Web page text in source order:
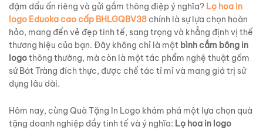
đậm dấu ấn riêng và gửi gắm thông điệp ý nghĩa? Lọ hoa in
logo Eduoka cao cấp BHLGQBV38 chính là sự lựa chọn hoàn
hảo, mang đến vẻ đẹp tinh tế, sang trọng và khẳng định vị thế
thương hiệu của bạn. Đây không chỉ là một bình cắm bông in
logothông thường, mà còn là một tác phẩm nghệ thuật gốm
sứ Bát Tràng đích thực, được chế tác tỉ mỉ và mang giá trị sử
dụng lâu dài.
Hôm nay, cùng Quà Tặng In Logo khám phá một lựa chọn quà
tặng doanh nghiệp đầy tinh tế và ý nghĩa: Lọ hoa in logo